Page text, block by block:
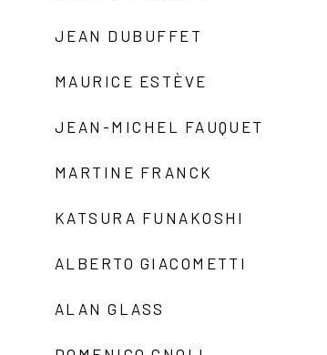
JEAN DUBUFFET
MAURICE ESTÈVE
JEAN-MICHEL FAUQUET
MARTINE FRANCK
KATSURA FUNAKOSHI
ALBERTO GIACOMETTI
ALAN GLASS